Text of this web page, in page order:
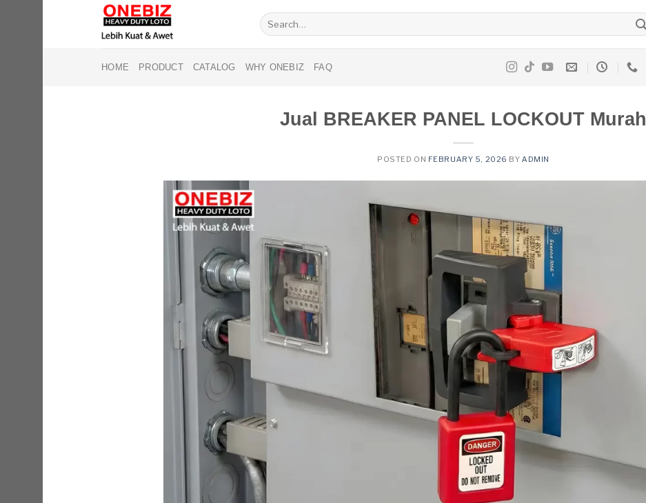
Search
for:
HOME PRODUCT CATALOG WHY ONEBIZ FAQ
Jual BREAKER PANEL LOCKOUT Murah
POSTED ON FEBRUARY 5, 2026 BY ADMIN